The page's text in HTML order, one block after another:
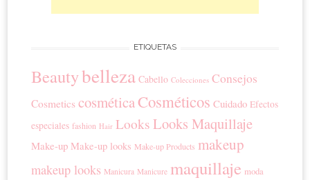
ETIQUETAS
Beautybelleza Cabello Colecciones Consejos
Cosmetics cosméticaCosméticos Cuidado Efectos
especiales fashion Hair Looks Looks Maquillaje
Make-up Make-up looks Make-up Products makeup
makeup looks Manicura Manicure maquillaje moda